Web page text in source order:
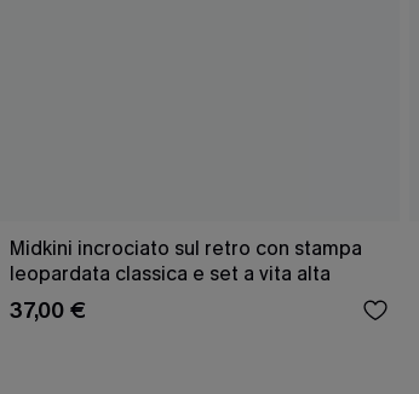
Midkini incrociato sul retro con stampa
leopardata classica e set a vita alta
37,00 €